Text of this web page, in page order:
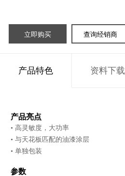
立即购买 查询经销商
产品特色 资料下载
产品亮点
• 高灵敏度，大功率
• 与天花板匹配的油漆涂层
• 单独包装
参数